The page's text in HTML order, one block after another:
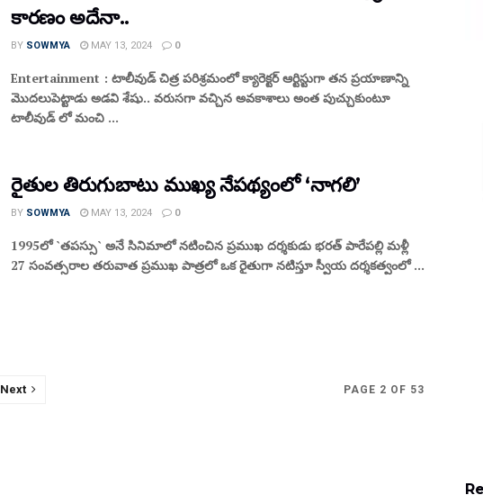
కారణం అదేనా..
BY SOWMYA MAY 13, 2024 0
Entertainment : టాలీవుడ్ చిత్ర పరిశ్రమంలో క్యారెక్టర్ ఆర్టిస్టుగా తన ప్రయాణాన్ని
మొదలుపెట్టాడు అడవి శేషు.. వరుసగా వచ్చిన అవకాశాలు అంత పుచ్చుకుంటూ
టాలీవుడ్ లో మంచి ...
రైతుల తిరుగుబాటు ముఖ్య నేపథ్యంలో ‘నాగలి’
BY SOWMYA MAY 13, 2024 0
1995లో `తపస్సు` అనే సినిమాలో నటించిన ప్రముఖ దర్శకుడు భరత్ పారేపల్లి మళ్లీ
27 సంవత్సరాల తరువాత ప్రముఖ పాత్రలో ఒక రైతుగా నటిస్తూ స్వీయ దర్శకత్వంలో ...
PAGE 2 OF 53
Next